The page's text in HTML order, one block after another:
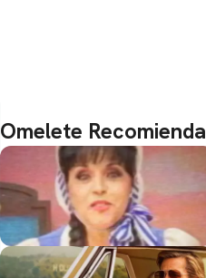
Omelete Recomienda